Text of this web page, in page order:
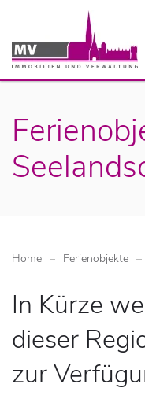
Home Ferienobjekte
In Kürze
dieser
zur